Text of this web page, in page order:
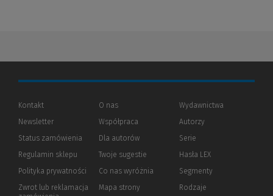
Kontakt
Newsletter
Status zamówienia
Regulamin sklepu
Polityka prywatności (Nowe
(Link
innej
Zwrot lub reklamacja
O nas
Współpraca
Dla autorów(Nowe
(Link
innej
strony)
Twoje sugestie
Co nas wyróżnia
Mapa strony
Wydawnictwa
Autorzy
Serie
Hasła LEX
Segmenty
Rodzaje